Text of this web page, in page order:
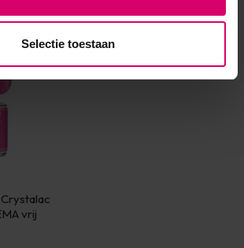
Selectie toestaan
vrij